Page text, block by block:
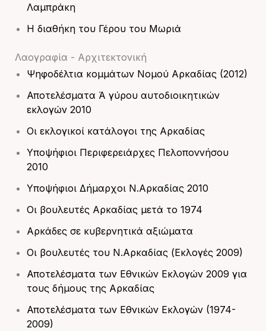
Λαμπράκη
Η διαθήκη του Γέρου του Μωριά
Λαογραφία - Αρχιτεκτονική
Ψηφοδέλτια κομμάτων Νομού Αρκαδίας (2012)
Αποτελέσματα Ά γύρου αυτοδιοικητικών
εκλογών 2010
Οι εκλογικοί κατάλογοι της Αρκαδίας
Υποψήφιοι Περιφερειάρχες Πελοποννήσου
2010
Υποψήφιοι Δήμαρχοι Ν.Αρκαδίας 2010
Οι βουλευτές Αρκαδίας μετά το 1974
Αρκάδες σε κυβερνητικά αξιώματα
Οι βουλευτές του Ν.Αρκαδίας (Εκλογές 2009)
Αποτελέσματα των Εθνικών Εκλογών 2009 για
τους δήμους της Αρκαδίας
Αποτελέσματα των Εθνικών Εκλογών (1974-
2009)